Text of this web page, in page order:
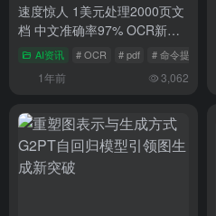
速度惊人 1美元处理2000页文
档 中文准确率97% OCR新王
登场AI资讯 # OCR # pdf # 命令提示符
1年前 3,062